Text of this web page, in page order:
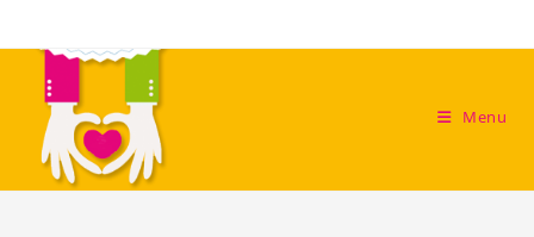
Menu